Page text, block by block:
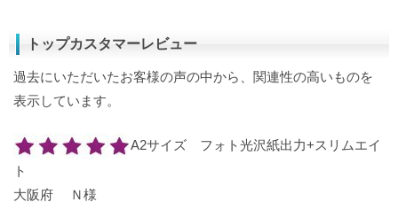
トップカスタマーレビュー
過去にいただいたお客様の声の中から、関連性の高いものを
表示しています。
A2サイズ フォト光沢紙出力+スリムエイ
ト
大阪府 Ｎ様